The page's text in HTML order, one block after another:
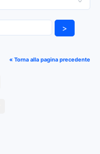
>
« Torna alla pagina precedente